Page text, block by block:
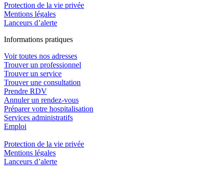
Protection de la vie privée
Mentions légales
Lanceurs d’alerte
Informations pratiques
Voir toutes nos adresses
Trouver un professionnel
Trouver un service
Trouver une consultation
Prendre RDV
Annuler un rendez-vous
Préparer votre hospitalisation
Services administratifs
Emploi​
Protection de la vie privée
Mentions légales
Lanceurs d’alerte